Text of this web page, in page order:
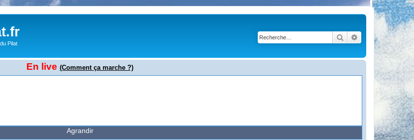
Pilat
RechercherRecherche
En live (Comment ça marche ?)
Agrandir